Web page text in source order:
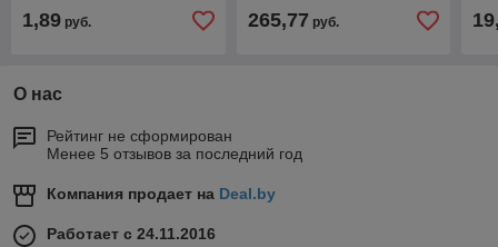
1,89 руб. 265,77 руб.
О нас
Рейтинг не сформирован
Менее 5 отзывов за последний год
Компания продает на Deal.by
Работает с 24.11.2016